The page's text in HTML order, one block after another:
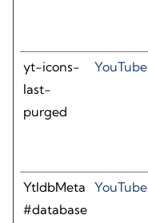
yt-icons-
last-
purged
YouTube
YtIdbMeta
#database
YouTube